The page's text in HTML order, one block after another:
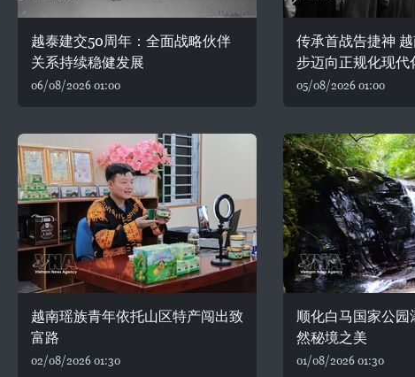
越泰建交50周年：全面战略伙伴
关系持续稳健发展
06/08/2026 01:00
传承首战告捷神
步迈向正规化现代
05/08/2026 01:00
越南瑶族青年依托山区特产闯出致
富路
02/08/2026 01:30
顺化白马国家公园
然秘境之美
01/08/2026 01:30